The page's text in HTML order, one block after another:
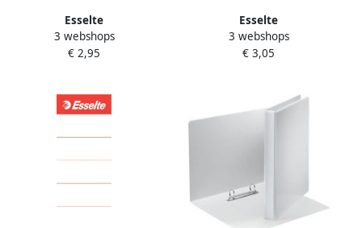
Esselte
Presentatieringband
Essentials panorama A4 4-
3 webshops
€ 2,95
Esselte
Presentatieringband
Essentials panorama A4 4-
3 webshops
€ 3,05